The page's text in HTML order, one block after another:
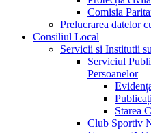
Comisia
Prelucrarea datelor
Consiliul Local
Servicii si Institutii
Serviciul
Persoanelor
Starea
Club Sportiv